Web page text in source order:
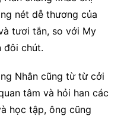
nét dễ thương của
tươi tắn, so với My
đôi chút.
Nhân cũng từ từ cởi
tâm và hỏi han các
học tập, ông cũng